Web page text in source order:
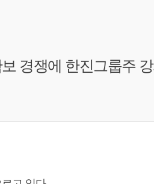
경쟁에 한진그룹주